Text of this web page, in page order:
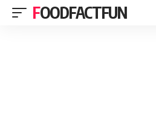
FOODFACTFUN